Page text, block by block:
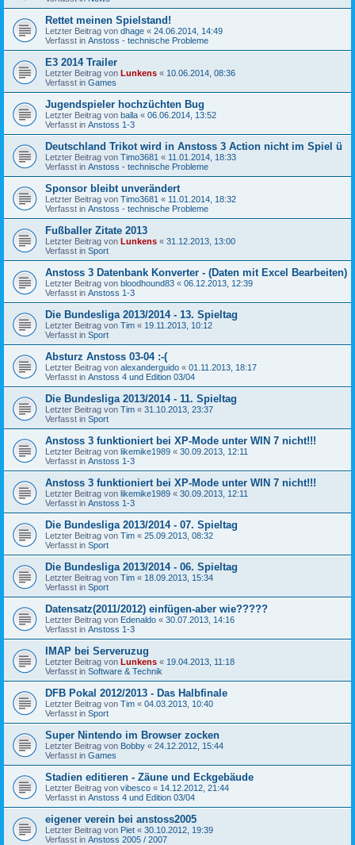
Rettet meinen Spielstand!
Letzter Beitrag von dhage « 24.06.2014, 14:49
Verfasst in Anstoss - technische Probleme
E3 2014 Trailer
Letzter Beitrag von Lunkens « 10.06.2014, 08:36
Verfasst in Games
Jugendspieler hochzüchten Bug
Letzter Beitrag von balla « 06.06.2014, 13:52
Verfasst in Anstoss 1-3
Deutschland Trikot wird in Anstoss 3 Action nicht im Spiel ü
Letzter Beitrag von Timo3681 « 11.01.2014, 18:33
Verfasst in Anstoss - technische Probleme
Sponsor bleibt unverändert
Letzter Beitrag von Timo3681 « 11.01.2014, 18:32
Verfasst in Anstoss - technische Probleme
Fußballer Zitate 2013
Letzter Beitrag von Lunkens « 31.12.2013, 13:00
Verfasst in Sport
Anstoss 3 Datenbank Konverter - (Daten mit Excel Bearbeiten)
Letzter Beitrag von bloodhound83 « 06.12.2013, 12:39
Verfasst in Anstoss 1-3
Die Bundesliga 2013/2014 - 13. Spieltag
Letzter Beitrag von Tim « 19.11.2013, 10:12
Verfasst in Sport
Absturz Anstoss 03-04 :-(
Letzter Beitrag von alexanderguido « 01.11.2013, 18:17
Verfasst in Anstoss 4 und Edition 03/04
Die Bundesliga 2013/2014 - 11. Spieltag
Letzter Beitrag von Tim « 31.10.2013, 23:37
Verfasst in Sport
Anstoss 3 funktioniert bei XP-Mode unter WIN 7 nicht!!!
Letzter Beitrag von likemike1989 « 30.09.2013, 12:11
Verfasst in Anstoss 1-3
Anstoss 3 funktioniert bei XP-Mode unter WIN 7 nicht!!!
Letzter Beitrag von likemike1989 « 30.09.2013, 12:11
Verfasst in Anstoss 1-3
Die Bundesliga 2013/2014 - 07. Spieltag
Letzter Beitrag von Tim « 25.09.2013, 08:32
Verfasst in Sport
Die Bundesliga 2013/2014 - 06. Spieltag
Letzter Beitrag von Tim « 18.09.2013, 15:34
Verfasst in Sport
Datensatz(2011/2012) einfügen-aber wie?????
Letzter Beitrag von Edenaldo « 30.07.2013, 14:16
Verfasst in Anstoss 1-3
IMAP bei Serveruzug
Letzter Beitrag von Lunkens « 19.04.2013, 11:18
Verfasst in Software & Technik
DFB Pokal 2012/2013 - Das Halbfinale
Letzter Beitrag von Tim « 04.03.2013, 10:40
Verfasst in Sport
Super Nintendo im Browser zocken
Letzter Beitrag von Bobby « 24.12.2012, 15:44
Verfasst in Games
Stadien editieren - Zäune und Eckgebäude
Letzter Beitrag von vibesco « 14.12.2012, 21:44
Verfasst in Anstoss 4 und Edition 03/04
eigener verein bei anstoss2005
Letzter Beitrag von Piet « 30.10.2012, 19:39
Verfasst in Anstoss 2005 / 2007